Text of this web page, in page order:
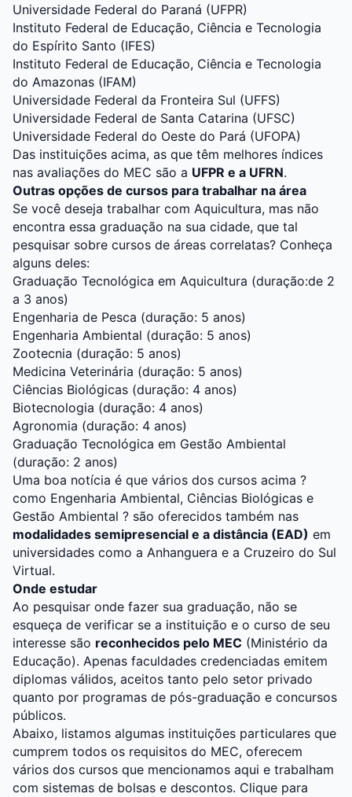
Universidade Federal do Paraná (UFPR)
Instituto Federal de Educação, Ciência e Tecnologia
do Espírito Santo (IFES)
Instituto Federal de Educação, Ciência e Tecnologia
do Amazonas (IFAM)
Universidade Federal da Fronteira Sul (UFFS)
Universidade Federal de Santa Catarina (UFSC)
Universidade Federal do Oeste do Pará (UFOPA)
Das instituições acima, as que têm melhores índices
nas avaliações do MEC são a UFPR e a UFRN.
Outras opções de cursos para trabalhar na área
Se você deseja trabalhar com Aquicultura, mas não
encontra essa graduação na sua cidade, que tal
pesquisar sobre cursos de áreas correlatas? Conheça
alguns deles:
Graduação Tecnológica em Aquicultura (duração:de 2
a 3 anos)
Engenharia de Pesca (duração: 5 anos)
Engenharia Ambiental (duração: 5 anos)
Zootecnia (duração: 5 anos)
Medicina Veterinária (duração: 5 anos)
Ciências Biológicas (duração: 4 anos)
Biotecnologia (duração: 4 anos)
Agronomia (duração: 4 anos)
Graduação Tecnológica em Gestão Ambiental
(duração: 2 anos)
Uma boa notícia é que vários dos cursos acima ?
como Engenharia Ambiental, Ciências Biológicas e
Gestão Ambiental ? são oferecidos também nas
modalidades semipresencial e a distância (EAD) em
universidades como a Anhanguera e a Cruzeiro do Sul
Virtual.
Onde estudar
Ao pesquisar onde fazer sua graduação, não se
esqueça de verificar se a instituição e o curso de seu
interesse são reconhecidos pelo MEC (Ministério da
Educação). Apenas faculdades credenciadas emitem
diplomas válidos, aceitos tanto pelo setor privado
quanto por programas de pós-graduação e concursos
públicos.
Abaixo, listamos algumas instituições particulares que
cumprem todos os requisitos do MEC, oferecem
vários dos cursos que mencionamos aqui e trabalham
com sistemas de bolsas e descontos. Clique para